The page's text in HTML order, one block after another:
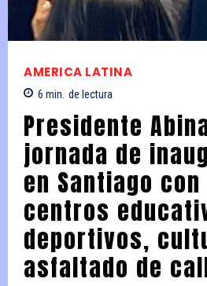
AMERICA LATINA
6 min. de lectura
Presidente
jornada de
en Santiago
centros
deportivos,
asfaltado de